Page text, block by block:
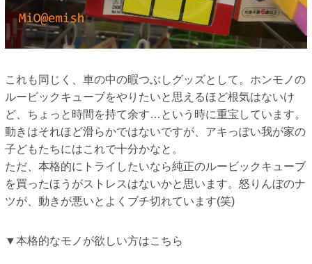
これも同じく、車の中の暇つぶしグッズとして。ホンモノの
ルービックキューブをやりたいと思えるほど根気はないけ
ど、ちょっと時間を持て余す…という時に重宝しています。
動きはそれほど滑らかではないですが、アキっぽい我が家の
子どもたちにはこれで十分かなと。
ただ、本格的にトライしたいなら純正のルービックキューブ
を買ったほうがストレスはないかと思います。怒りんぼのナ
ツが、動きが悪いとよくブチ切れています(笑)
▼本格的なモノが欲しい方はこちら